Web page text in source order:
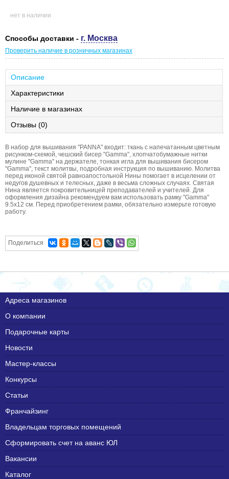
нет в наличии
Способы доставки - г. Москва
Проверить наличие в розничных магазинах
Описание
Характеристики
Наличие в магазинах
Отзывы (0)
В набор для вышивания "PANNA" входит: ткань с напечатанным цветным
рисунком-схемой, чешский бисер "Gamma", хлопчатобумажные нитки
мулине "Gamma" на держателе, тонкая игла для вышивания бисером
"Gamma", текст молитвы, подробная инструкция по вышиванию. Молитва
перед иконой святой равноапостольной Нины помогает в исцелении от
недугов душевных и телесных, даже в весьма сложных случаях. Святая
Нина является покровительницей преподавателей и учителей. Для
оформления дизайна рекомендуем вам использовать рамку "Gamma"
9.5х12 см. Перед приобретением рамки, обязательно измерьте готовую
работу.
Поделиться
Адреса магазинов
О компании
Подарочные карты
Новости
Мастер-классы
Конкурсы
Статьи
Франчайзинг
Владельцам торговых помещений
Сформировать счет на аванс ЮЛ
Вакансии
Каталог